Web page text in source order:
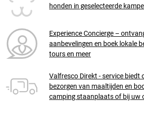
honden in geselecteerde
Experience Concierge –
aanbevelingen en boek lokale
tours en meer
Valfresco Direkt - service biedt
bezorgen van maaltijden en
camping staanplaats of bij uw